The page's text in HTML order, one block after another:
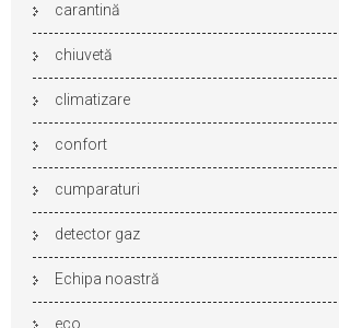
carantină
chiuvetă
climatizare
confort
cumparaturi
detector gaz
Echipa noastră
eco